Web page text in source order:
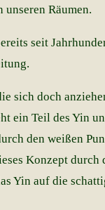
Räumen.
seit
sich doch
ein Teil des Yin
den weißen
Konzept
Yin auf die